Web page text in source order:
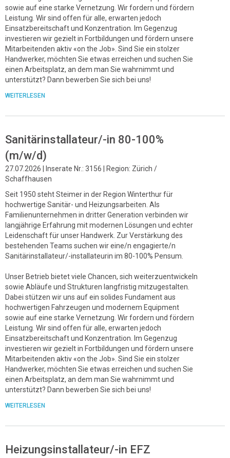
sowie auf eine starke Vernetzung. Wir fordern und fördern
Leistung. Wir sind offen für alle, erwarten jedoch
Einsatzbereitschaft und Konzentration. Im Gegenzug
investieren wir gezielt in Fortbildungen und fördern unsere
Mitarbeitenden aktiv «on the Job». Sind Sie ein stolzer
Handwerker, möchten Sie etwas erreichen und suchen Sie
einen Arbeitsplatz, an dem man Sie wahrnimmt und
unterstützt? Dann bewerben Sie sich bei uns!
WEITERLESEN
Sanitärinstallateur/-in 80-100%
(m/w/d)
27.07.2026 | Inserate Nr.: 3156 | Region: Zürich /
Schaffhausen
Seit 1950 steht Steimer in der Region Winterthur für
hochwertige Sanitär- und Heizungsarbeiten. Als
Familienunternehmen in dritter Generation verbinden wir
langjährige Erfahrung mit modernen Lösungen und echter
Leidenschaft für unser Handwerk. Zur Verstärkung des
bestehenden Teams suchen wir eine/n engagierte/n
Sanitärinstallateur/-installateurin im 80-100% Pensum.
Unser Betrieb bietet viele Chancen, sich weiterzuentwickeln
sowie Abläufe und Strukturen langfristig mitzugestalten.
Dabei stützen wir uns auf ein solides Fundament aus
hochwertigen Fahrzeugen und modernem Equipment
sowie auf eine starke Vernetzung. Wir fordern und fördern
Leistung. Wir sind offen für alle, erwarten jedoch
Einsatzbereitschaft und Konzentration. Im Gegenzug
investieren wir gezielt in Fortbildungen und fördern unsere
Mitarbeitenden aktiv «on the Job». Sind Sie ein stolzer
Handwerker, möchten Sie etwas erreichen und suchen Sie
einen Arbeitsplatz, an dem man Sie wahrnimmt und
unterstützt? Dann bewerben Sie sich bei uns!
WEITERLESEN
Heizungsinstallateur/-in EFZ